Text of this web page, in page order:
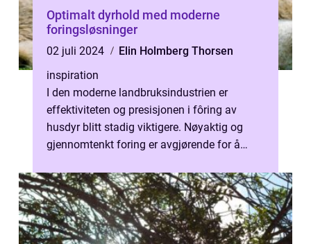
Optimalt dyrhold med moderne
foringsløsninger
02 juli 2024
Elin Holmberg Thorsen
inspiration
I den moderne landbruksindustrien er
effektiviteten og presisjonen i fôring av
husdyr blitt stadig viktigere. Nøyaktig og
gjennomtenkt foring er avgjørende for å